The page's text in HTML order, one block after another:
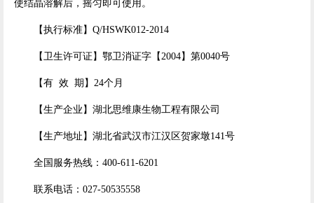
使结晶溶解后，摇匀即可使用。
【执行标准】Q/HSWK012-2014
【卫生许可证】鄂卫消证字【2004】第0040号
【有 效 期】24个月
【生产企业】湖北思维康生物工程有限公司
【生产地址】湖北省武汉市江汉区贺家墩141号
全国服务热线：400-611-6201
联系电话：027-50535558